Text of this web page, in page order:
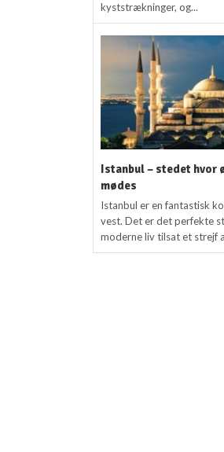
kyststrækninger, og...
Istanbul – stedet hvor
mødes
Istanbul er en fantastisk
vest. Det er det perfekte
moderne liv tilsat et strejf